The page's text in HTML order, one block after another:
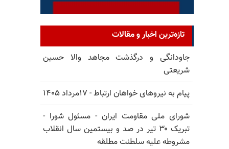
تازه‌ترین اخبار و مقالات
جاودانگی و درگذشت مجاهد والا حسین
شریعتی
پیام به نیروهای خواهان ارتباط - ۱۷مرداد ۱۴۰۵
شورای ملی مقاومت ایران - مسئول شورا -
تبریک ۳۰ تیر در صد و بیستمین سال انقلاب
مشروطه علیه سلطنت مطلقه